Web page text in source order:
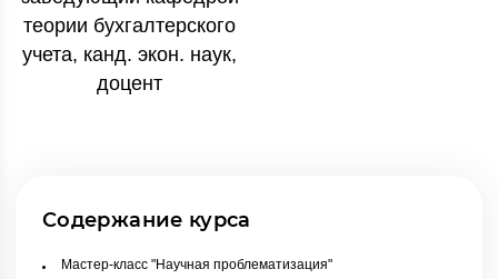
теории бухгалтерского
учета, канд. экон. наук,
доцент
Содержание курса
Мастер-класс "Научная проблематизация"